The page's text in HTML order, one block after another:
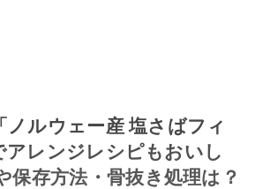
ノルウェー産 塩さばフィ
アレンジレシピもおいし
保存方法・骨抜き処理は？